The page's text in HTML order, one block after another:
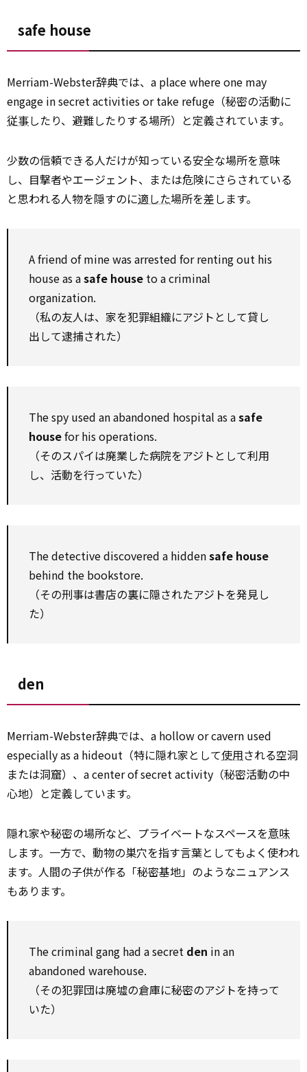
safe house
Merriam-Webster辞典では、a place where one may
engage in secret activities or take refuge（秘密の活動に
従事したり、避難したりする場所）と定義されています。
少数の信頼できる人だけが知っている安全な場所を意味
し、目撃者やエージェント、または危険にさらされている
と思われる人物を隠すのに適した場所を差します。
A friend of mine was arrested for renting out his
house as asafe house to a criminal
organization.
（私の友人は、家を犯罪組織にアジトとして貸し
出して逮捕された）
The spy used an abandoned hospital as asafe
housefor his operations.
（そのスパイは廃業した病院をアジトとして利用
し、活動を行っていた）
The detective discovered a hiddensafe house
behind the bookstore.
（その刑事は書店の裏に隠されたアジトを発見し
た）
den
Merriam-Webster辞典では、a hollow or cavern used
especially as a hideout（特に隠れ家として使用される空洞
または洞窟）、a center of secret activity（秘密活動の中
心地）と定義しています。
隠れ家や秘密の場所など、プライベートなスペースを意味
します。一方で、動物の巣穴を指す言葉としてもよく使われ
ます。人間の子供が作る「秘密基地」のようなニュアンス
もあります。
The criminal gang had a secret den in an
abandoned warehouse.
（その犯罪団は廃墟の倉庫に秘密のアジトを持って
いた）